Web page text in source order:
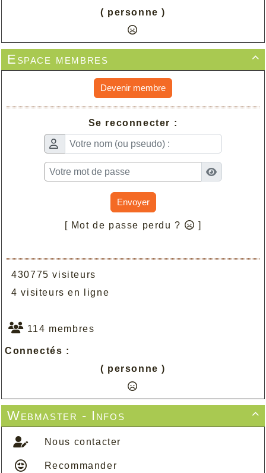
( personne )

Espace membres
Devenir membre
Se reconnecter :
Envoyer
[ Mot de passe perdu ? ]
430775 visiteurs
4 visiteurs en ligne
114 membres
Connectés :
( personne )

Webmaster - Infos
Nous contacter
Recommander